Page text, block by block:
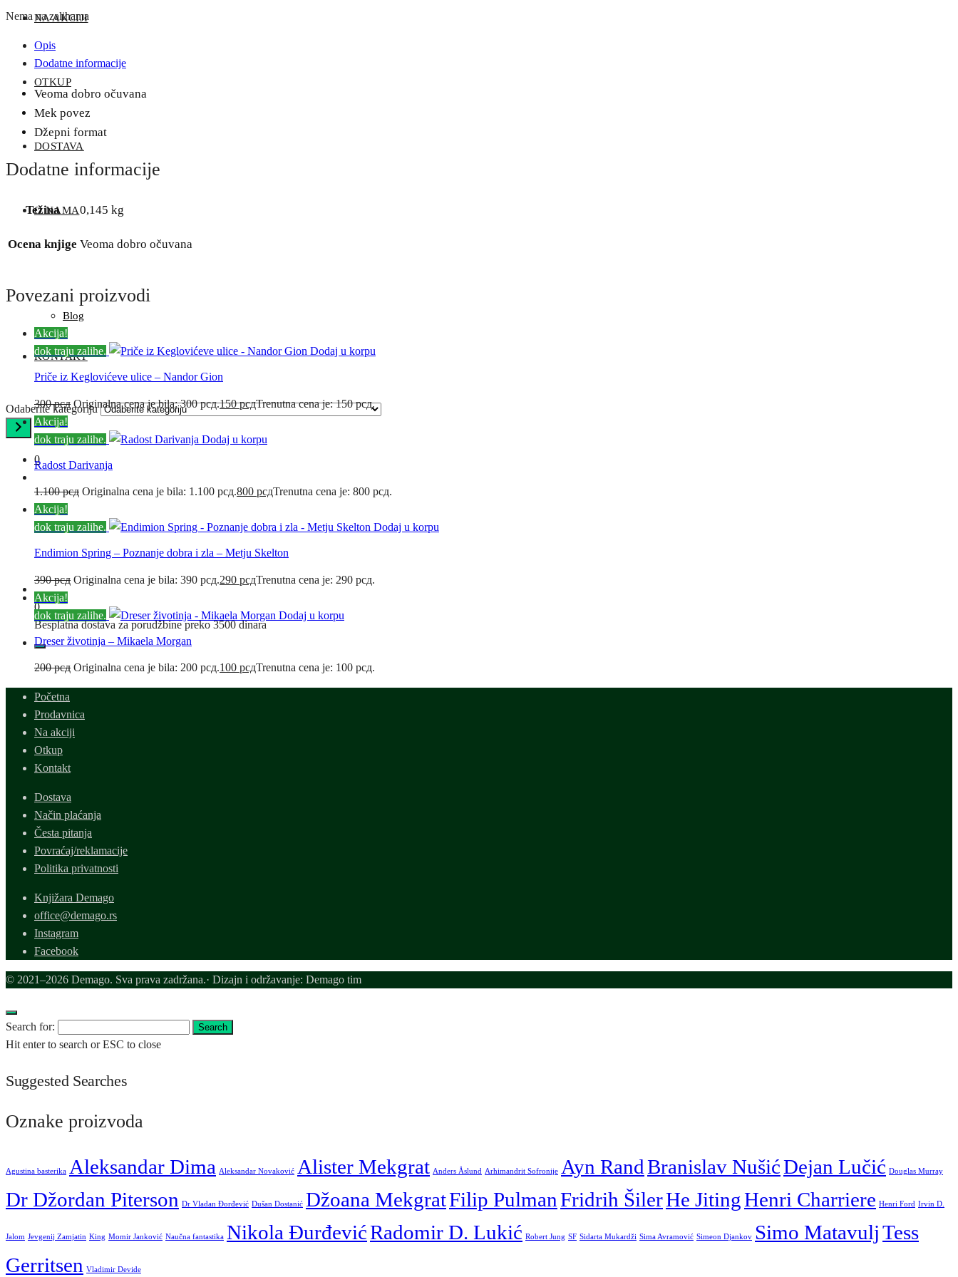
NA AKCIJI
OTKUP
DOSTAVA
O NAMA
Blog
KONTAKT
Odaberite kategoriju
0
0
Besplatna dostava za porudžbine preko 3500 dinara
Nema na zalihama
Opis
Dodatne informacije
Veoma dobro očuvana
Mek povez
Džepni format
Dodatne informacije
Težina 0,145 kg
Ocena knjige Veoma dobro očuvana
Povezani proizvodi
Akcija!
dok traju zalihe.
Dodaj u korpu
Priče iz Keglovićeve ulice – Nandor Gion
300рсд Originalna cena je bila: 300 рсд.150рсдTrenutna cena je: 150 рсд.
Akcija!
dok traju zalihe.
Dodaj u korpu
Radost Darivanja
1.100рсд Originalna cena je bila: 1.100 рсд.800 рсдTrenutna cena je: 800 рсд.
Akcija!
dok traju zalihe.
Dodaj u korpu
Endimion Spring – Poznanje dobra i zla – Metju Skelton
390рсд Originalna cena je bila: 390 рсд.290 рсдTrenutna cena je: 290 рсд.
Akcija!
dok traju zalihe.
Dodaj u korpu
Dreser životinja – Mikaela Morgan
200рсд Originalna cena je bila: 200 рсд.100 рсдTrenutna cena je: 100 рсд.
Početna
Prodavnica
Na akciji
Otkup
Kontakt
Dostava
Način plaćanja
Česta pitanja
Povraćaj/reklamacije
Politika privatnosti
Knjižara Demago
office@demago.rs
Instagram
Facebook
© 2021–2026 Demago. Sva prava zadržana.· Dizajn i održavanje: Demago tim
Search for: Search
Hit enter to search or ESC to close
Suggested Searches
Oznake proizvoda
Agustina basterika Aleksandar Dima Aleksandar Novaković Alister Mekgrat Anders Åslund Arhimandrit Sofronije Ayn RandBranislav NušićDejan Lučić Douglas Murray
Dr Džordan Piterson Dr Vladan Đorđević Dušan Dostanić Džoana MekgratFilip PulmanFridrih ŠilerHe JitingHenri Charriere Henri Ford Irvin D.
Jalom Jevgenij Zamjatin King Momir Janković Naučna fantastika Nikola ĐurđevićRadomir D. Lukić Robert Jung SF Sidarta Mukardži Sima Avramović Simeon Djankov Simo MatavuljTess
Gerritsen Vladimir Devide